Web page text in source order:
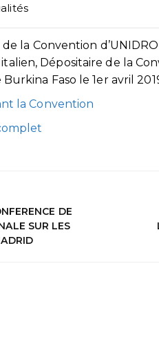
la Convention
Dépositaire de la
Faso le 1er avril
la Convention
DE
SUR LES